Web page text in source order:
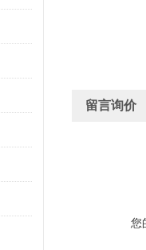
留言询价
您